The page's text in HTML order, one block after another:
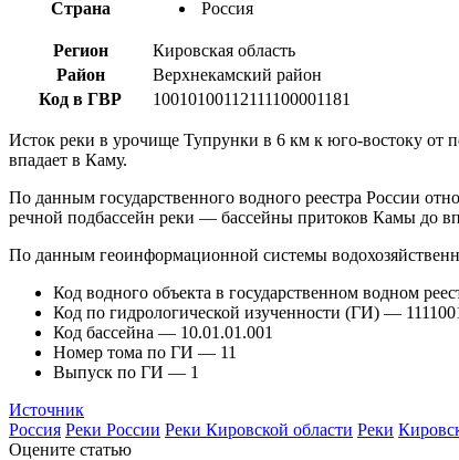
Страна Россия
Регион
Кировская область
Район
Верхнекамский район
Код в ГВР
10010100112111100001181
Исток реки в урочище Тупрунки в 6 км к юго-востоку от
впадает в Каму.
По данным государственного водного реестра России
речной подбассейн реки — бассейны притоков Камы до
По данным геоинформационной системы
Код водного объекта в государственном водном
Код по гидрологической изученности (ГИ) —
Код бассейна — 10.01.01.001
Номер тома по ГИ — 11
Выпуск по ГИ — 1
Источник
Россия Реки России Реки Кировской области Реки
Оцените статью